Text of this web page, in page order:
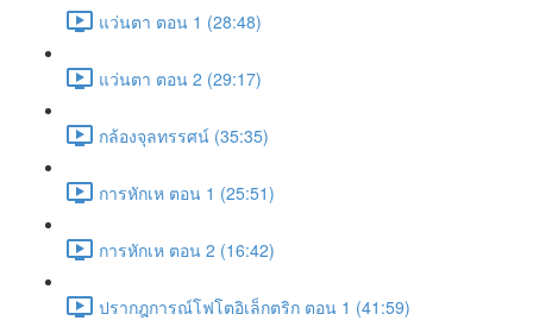
แว่นตา ตอน 1 (28:48)
แว่นตา ตอน 2 (29:17)
กล้องจุลทรรศน์ (35:35)
การหักเห ตอน 1 (25:51)
การหักเห ตอน 2 (16:42)
ปรากฎการณ์โฟโตอิเล็กตริก ตอน 1 (41:59)